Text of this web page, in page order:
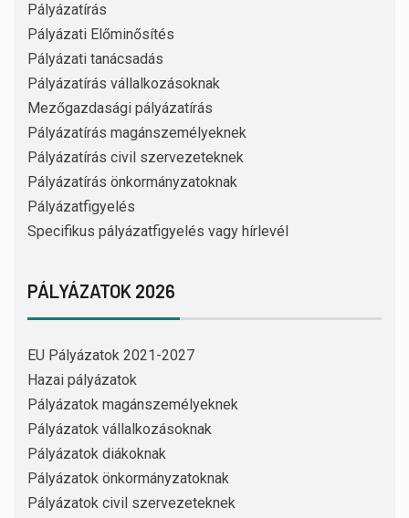
Pályázatírás
Pályázati Előminősítés
Pályázati tanácsadás
Pályázatírás vállalkozásoknak
Mezőgazdasági pályázatírás
Pályázatírás magánszemélyeknek
Pályázatírás civil szervezeteknek
Pályázatírás önkormányzatoknak
Pályázatfigyelés
Specifikus pályázatfigyelés vagy hírlevél
PÁLYÁZATOK 2026
EU Pályázatok 2021-2027
Hazai pályázatok
Pályázatok magánszemélyeknek
Pályázatok vállalkozásoknak
Pályázatok diákoknak
Pályázatok önkormányzatoknak
Pályázatok civil szervezeteknek